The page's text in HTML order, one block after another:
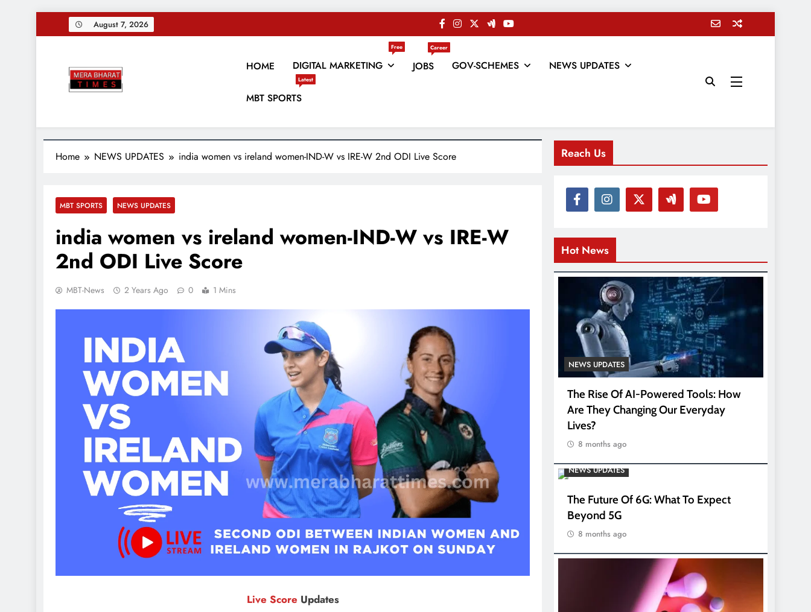
to
August 7, 2026
Merabharattimes
HOME DIGITAL MARKETING
Free
JOBS
Career
GOV-SCHEMES NEWS UPDATES
MBT SPORTS
Latest
Home NEWS UPDATES india women vs ireland women-IND-W vs IRE-W 2nd ODI Live Score
MBT SPORTS NEWS UPDATES
india women vs ireland women-IND-W vs IRE-W
2nd ODI Live Score
MBT-News 2 Years Ago 0 1 Mins
Live Score Updates
Reach Us
Hot News
NEWS UPDATES
The Rise Of AI-Powered Tools: How
Are They Changing Our Everyday
Lives?
8 months ago
NEWS UPDATES
The Future Of 6G: What To Expect
Beyond 5G
8 months ago